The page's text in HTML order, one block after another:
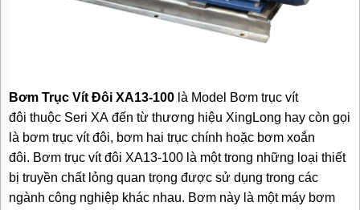
MUA
GIỚI
THIỆU
SẢN
PHẨM
MỚI
Bơm Trục Vít Đôi XA13-100 là Model Bơm trục vít
đôi thuộc Seri XA đến từ thương hiệu XingLong hay còn gọi
là bơm trục vít đôi, bơm hai trục chính hoặc bơm xoắn
đôi. Bơm trục vít đôi XA13-100 là một trong những loại thiết
bị truyền chất lỏng quan trọng được sử dụng trong các
ngành công nghiệp khác nhau. Bơm này là một máy bơm